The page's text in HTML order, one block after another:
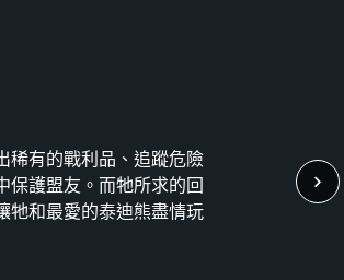
稀有的戰利品、追蹤危險
保護盟友。而牠所求的回
牠和最愛的泰迪熊盡情玩